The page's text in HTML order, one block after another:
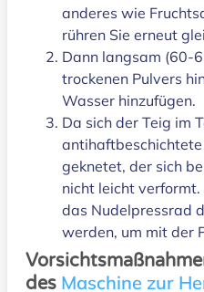
anderes wie
rühren Sie erneut
Dann langsam (60-
trockenen Pulvers
Wasser hinzufügen.
Da sich der Teig im
antihaftbeschichtete
geknetet, der sich
nicht leicht
das Nudelpressrad
werden, um mit der
des Maschine zur